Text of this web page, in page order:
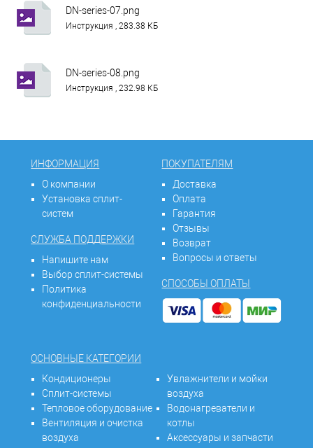
DN-series-07.png
Инструкция , 283.38 КБ
DN-series-08.png
Инструкция , 232.98 КБ
ИНФОРМАЦИЯ
О компании
Установка сплит-
систем
СЛУЖБА ПОДДЕРЖКИ
Напишите нам
Выбор сплит-системы
Политика
конфиденциальности
ПОКУПАТЕЛЯМ
Доставка
Оплата
Гарантия
Отзывы
Возврат
Вопросы и ответы
СПОСОБЫ ОПЛАТЫ
ОСНОВНЫЕ КАТЕГОРИИ
Кондиционеры
Сплит-системы
Тепловое оборудование
Вентиляция и очистка
воздуха
Увлажнители и мойки
воздуха
Водонагреватели и
котлы
Аксессуары и запчасти